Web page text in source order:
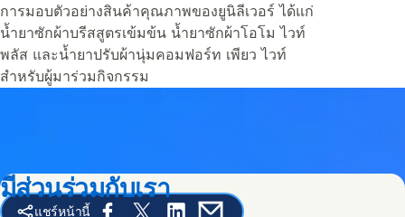
การมอบตัวอย่างสินค้าคุณภาพของยูนิลีเวอร์ ได้แก่
น้ำยาซักผ้าบรีสสูตรเข้มข้น น้ำยาซักผ้าโอโม ไวท์
พลัส และน้ำยาปรับผ้านุ่มคอมฟอร์ท เพียว ไวท์
สำหรับผู้มาร่วมกิจกรรม
แชร์หน้านี้
มีส่วนร่วมกับเรา